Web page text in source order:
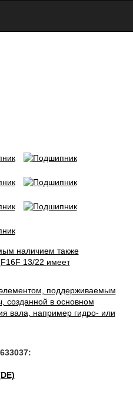
наличием также
13/22 имеет
поддерживаемым
созданной в основном
вала, например гидро- или